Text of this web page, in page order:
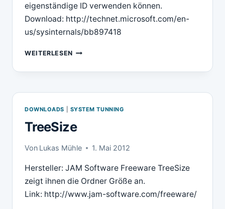
eigenständige ID verwenden können.
Download: http://technet.microsoft.com/en-
us/sysinternals/bb897418
WEITERLESENNEWSID
DOWNLOADS SYSTEM TUNNING
TreeSize
Von Lukas Mühle 1. Mai 2012
Hersteller: JAM Software Freeware TreeSize
zeigt ihnen die Ordner Größe an.
Link: http://www.jam-software.com/freeware/